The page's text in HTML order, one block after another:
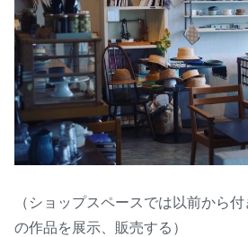
（ショップスペースでは以前から
の作品を展示、販売する）